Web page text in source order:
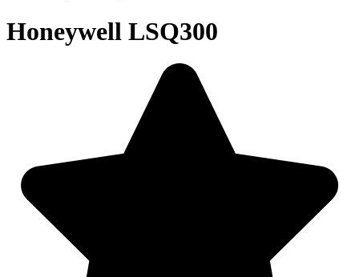
Honeywell LSQ300